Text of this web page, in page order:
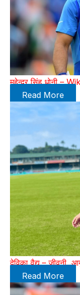
महेन्‍द्र सिंह धोनी –
Read More
देविका वैद्य –
Read More